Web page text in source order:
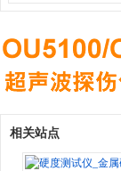
相关站点